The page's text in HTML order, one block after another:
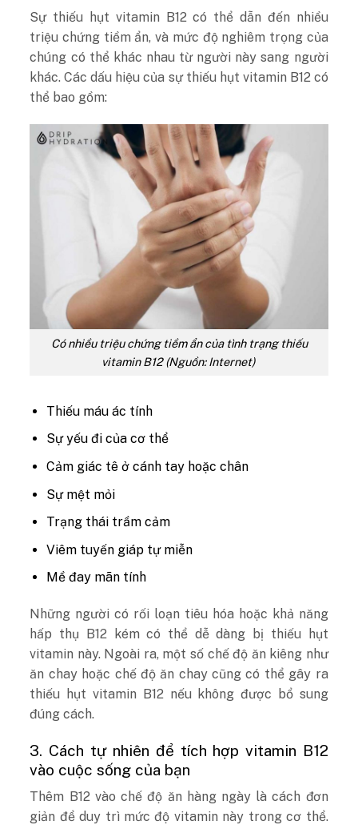
Sự thiếu hụt vitamin B12 có thể dẫn đến nhiều
triệu chứng tiềm ẩn, và mức độ nghiêm trọng của
chúng có thể khác nhau từ người này sang người
khác. Các dấu hiệu của sự thiếu hụt vitamin B12 có
thể bao gồm:
Có nhiều triệu chứng tiềm ẩn của tình trạng thiếu
vitamin B12 (Nguồn: Internet)
Thiếu máu ác tính
Sự yếu đi của cơ thể
Cảm giác tê ở cánh tay hoặc chân
Sự mệt mỏi
Trạng thái trầm cảm
Viêm tuyến giáp tự miễn
Mề đay mãn tính
Những người có rối loạn tiêu hóa hoặc khả năng
hấp thụ B12 kém có thể dễ dàng bị thiếu hụt
vitamin này. Ngoài ra, một số chế độ ăn kiêng như
ăn chay hoặc chế độ ăn chay cũng có thể gây ra
thiếu hụt vitamin B12 nếu không được bổ sung
đúng cách.
3. Cách tự nhiên để tích hợp vitamin B12
vào cuộc sống của bạn
Thêm B12 vào chế độ ăn hàng ngày là cách đơn
giản để duy trì mức độ vitamin này trong cơ thể.